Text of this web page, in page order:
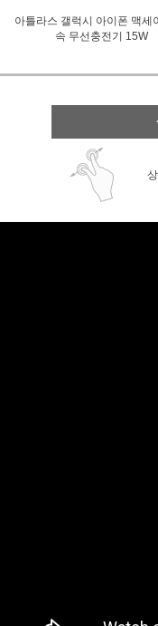
아틀라스 갤럭시 아이폰 맥세
속 무선충전기 15W